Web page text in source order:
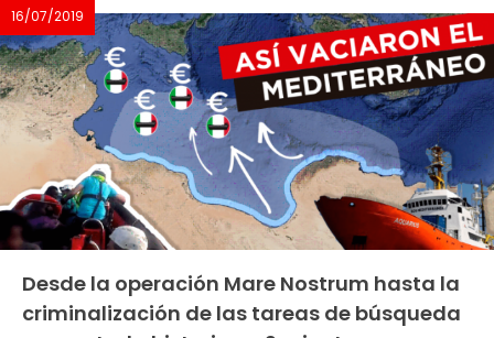
16/07/2019
Desde la operación Mare Nostrum hasta la
criminalización de las tareas de búsqueda